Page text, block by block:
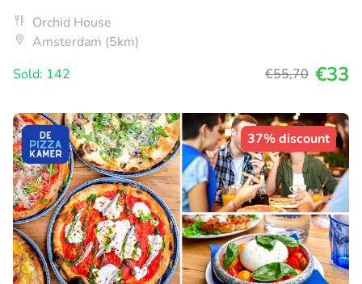
Orchid House
Amsterdam (5km)
Sold: 142
€55,70 €33
37% discount